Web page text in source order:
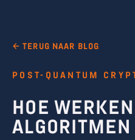
← TERUG NAAR BLOG
POST-QUANTUM
HOE
ALGORITMEN